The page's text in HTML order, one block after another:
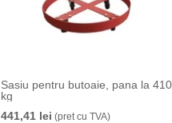
Sasiu pentru butoaie, pana la 410
kg
441,41 lei (pret cu TVA)